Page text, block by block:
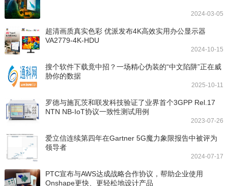
2024-03-05
超清画质真实色彩 优派发布4K高效实用办公显示器
VA2779-4K-HDU
2024-10-15
搜个软件下载竟中招？一场精心伪装的“中文陷阱”正在威
胁你的数据
2025-10-11
罗德与施瓦茨和联发科技验证了业界首个3GPP Rel.17
NTN NB-IoT协议一致性测试用例
2023-07-26
爱立信连续第四年在Gartner 5G魔力象限报告中被评为
领导者
2024-07-17
PTC宣布与AWS达成战略合作协议，帮助企业使用
Onshape更快、更轻松地设计产品